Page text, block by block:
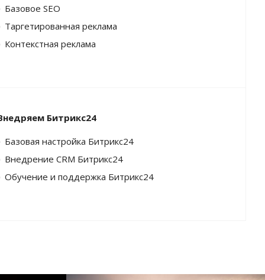
Базовое SEO
Таргетированная реклама
Контекстная реклама
Битрикс24
Базовая настройка Битрикс24
Внедрение CRM Битрикс24
Обучение и поддержка Битрикс24